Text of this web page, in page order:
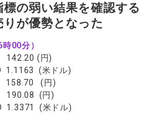
)
ログラム
プログラム（IP）
標の弱い結果を確認する
が優勢となった
00分）
(円)
1.1163 (米ドル)
(円)
(円)
1.3371 (米ドル)